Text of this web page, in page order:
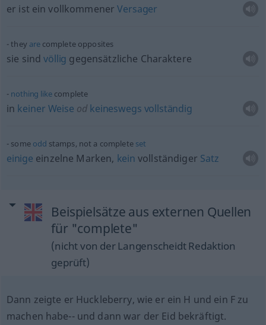
er ist ein vollkommenerVersager
they arecomplete opposites
sie sindvöllig gegensätzliche Charaktere
nothing likecomplete
in keiner Weise od keineswegs vollständig
some odd stamps, not a complete set
einige einzelne Marken, kein vollständiger Satz
Beispielsätze aus externen Quellen
für "complete"
(nicht von der Langenscheidt Redaktion
geprüft)
Dann zeigte er Huckleberry, wie er ein H und ein F zu
machen habe-- und dann war der Eid bekräftigt.